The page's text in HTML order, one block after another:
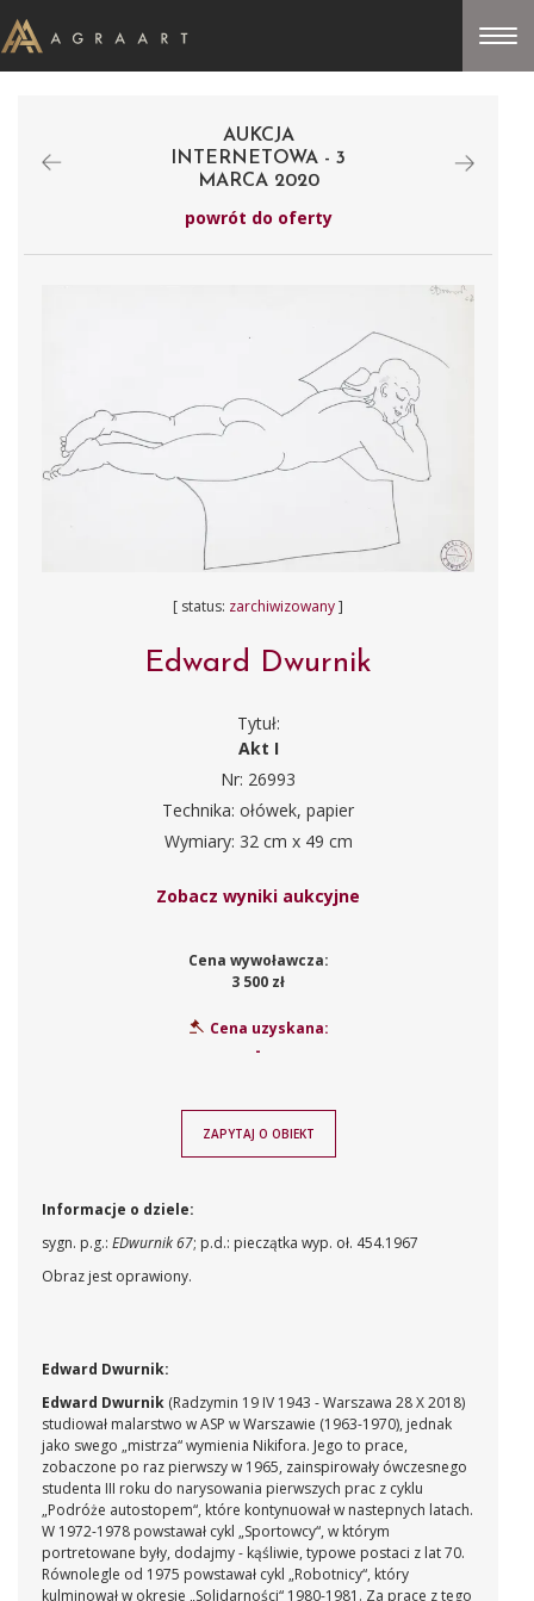
AUKCJA
INTERNETOWA - 3
MARCA 2020
powrót do oferty
[ status: zarchiwizowany]
Edward Dwurnik
Tytuł:
Akt I
Nr: 26993
Technika: ołówek, papier
Wymiary: 32 cm x 49 cm
Zobacz wyniki aukcyjne
Cena wywoławcza:
3 500 zł
Cena uzyskana:
-
ZAPYTAJ O OBIEKT
Informacje o dziele:
sygn. p.g.: EDwurnik 67; p.d.: pieczątka wyp. oł. 454.1967
Obraz jest oprawiony.
Edward Dwurnik:
Edward Dwurnik (Radzymin 19 IV 1943 - Warszawa 28 X 2018)
studiował malarstwo w ASP w Warszawie (1963-1970), jednak
jako swego „mistrza“ wymienia Nikifora. Jego to prace,
zobaczone po raz pierwszy w 1965, zainspirowały ówczesnego
studenta III roku do narysowania pierwszych prac z cyklu
„Podróże autostopem“, które kontynuował w nastepnych latach.
W 1972-1978 powstawał cykl „Sportowcy“, w którym
portretowane były, dodajmy - kąśliwie, typowe postaci z lat 70.
Równolegle od 1975 powstawał cykl „Robotnicy“, który
kulminował w okresie „Solidarności“ 1980-1981. Za prace z tego